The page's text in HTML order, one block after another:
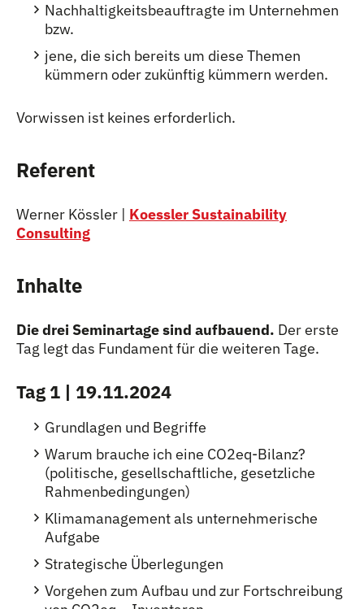
Nachhaltigkeitsbeauftragte im Unternehmen
bzw.
jene, die sich bereits um diese Themen
kümmern oder zukünftig kümmern werden.
Vorwissen ist keines erforderlich.
Referent
Werner Kössler | Koessler Sustainability
Consulting
Inhalte
Die drei Seminartage sind aufbauend. Der erste
Tag legt das Fundament für die weiteren Tage.
Tag 1 | 19.11.2024
Grundlagen und Begriffe
Warum brauche ich eine CO2eq-Bilanz?
(politische, gesellschaftliche, gesetzliche
Rahmenbedingungen)
Klimamanagement als unternehmerische
Aufgabe
Strategische Überlegungen
Vorgehen zum Aufbau und zur Fortschreibung